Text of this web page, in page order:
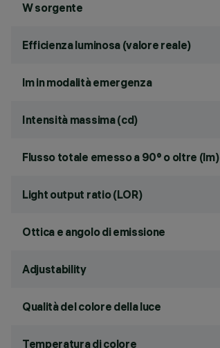
W sorgente
Efficienza luminosa (valore reale)
lm in modalità emergenza
Intensità massima (cd)
Flusso totale emesso a 90° o oltre (lm)
Light output ratio (LOR)
Ottica e angolo di emissione
Adjustability
Qualità del colore della luce
Temperatura di colore